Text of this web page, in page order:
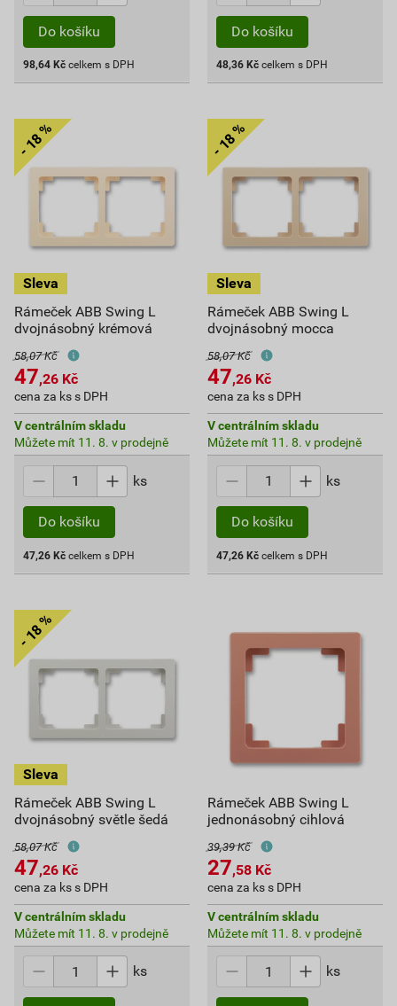
Do košíku
98,64 Kč celkem s DPH
Do košíku
48,36 Kč celkem s DPH
Rámeček ABB Swing L
dvojnásobný krémová
58,07 Kč
47,26 Kč
cena za ks s DPH
V centrálním skladu
Můžete mít 11. 8. v prodejně
ks
Do košíku
47,26 Kč celkem s DPH
Rámeček ABB Swing L
dvojnásobný mocca
58,07 Kč
47,26 Kč
cena za ks s DPH
V centrálním skladu
Můžete mít 11. 8. v prodejně
ks
Do košíku
47,26 Kč celkem s DPH
Rámeček ABB Swing L
dvojnásobný světle šedá
58,07 Kč
47,26 Kč
cena za ks s DPH
V centrálním skladu
Můžete mít 11. 8. v prodejně
ks
Rámeček ABB Swing L
jednonásobný cihlová
39,39 Kč
27,58 Kč
cena za ks s DPH
V centrálním skladu
Můžete mít 11. 8. v prodejně
ks